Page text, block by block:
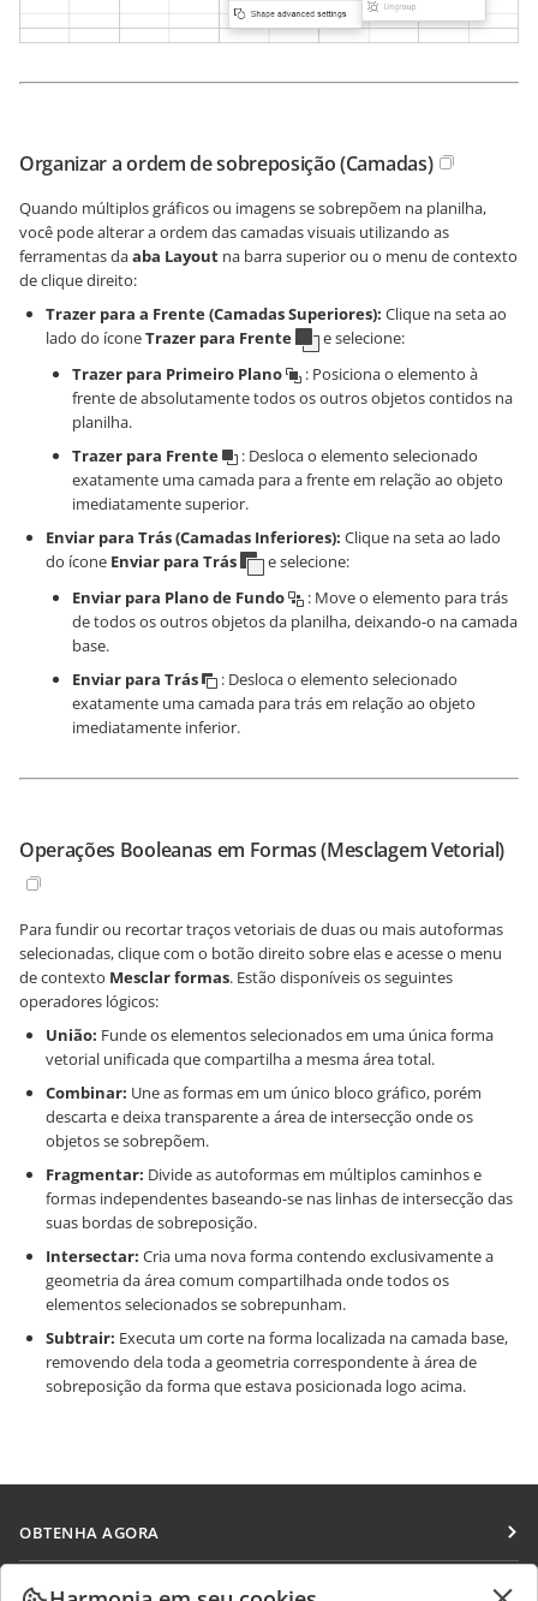
Organizar a ordem de sobreposição (Camadas)
Quando múltiplos gráficos ou imagens se sobrepõem na planilha,
você pode alterar a ordem das camadas visuais utilizando as
ferramentas daaba Layout na barra superior ou o menu de contexto
de clique direito:
Trazer para a Frente (Camadas Superiores): Clique na seta ao
lado do íconeTrazer para Frente
e selecione:
Trazer para Primeiro Plano
: Posiciona o elemento à
frente de absolutamente todos os outros objetos contidos na
planilha.
Trazer para Frente
: Desloca o elemento selecionado
exatamente uma camada para a frente em relação ao objeto
imediatamente superior.
Enviar para Trás (Camadas Inferiores): Clique na seta ao lado
do ícone Enviar para Trás
e selecione:
Enviar para Plano de Fundo
: Move o elemento para trás
de todos os outros objetos da planilha, deixando-o na camada
base.
Enviar para Trás
: Desloca o elemento selecionado
exatamente uma camada para trás em relação ao objeto
imediatamente inferior.
Operações Booleanas em Formas (Mesclagem Vetorial)
Para fundir ou recortar traços vetoriais de duas ou mais autoformas
selecionadas, clique com o botão direito sobre elas e acesse o menu
de contexto Mesclar formas. Estão disponíveis os seguintes
operadores lógicos:
União: Funde os elementos selecionados em uma única forma
vetorial unificada que compartilha a mesma área total.
Combinar: Une as formas em um único bloco gráfico, porém
descarta e deixa transparente a área de intersecção onde os
objetos se sobrepõem.
Fragmentar: Divide as autoformas em múltiplos caminhos e
formas independentes baseando-se nas linhas de intersecção das
suas bordas de sobreposição.
Intersectar: Cria uma nova forma contendo exclusivamente a
geometria da área comum compartilhada onde todos os
elementos selecionados se sobrepunham.
Subtrair: Executa um corte na forma localizada na camada base,
removendo dela toda a geometria correspondente à área de
sobreposição da forma que estava posicionada logo acima.
OBTENHA AGORA
Docs
COLABORAR